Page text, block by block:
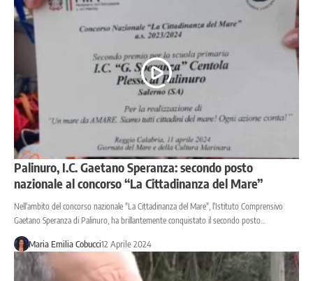
Palinuro, I.C. Gaetano Speranza: secondo posto
nazionale al concorso “La Cittadinanza del Mare”
Nell'ambito del concorso nazionale "La Cittadinanza del Mare", l'Istituto Comprensivo
Gaetano Speranza di Palinuro, ha brillantemente conquistato il secondo posto…
Maria Emilia Cobucci12 Aprile 2024